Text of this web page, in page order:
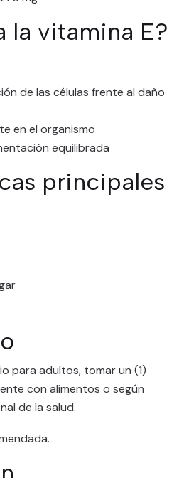
la vitamina E?
de las células frente al daño
en el organismo
equilibrada
principales
para adultos, tomar un (1)
con alimentos o según
de la salud.